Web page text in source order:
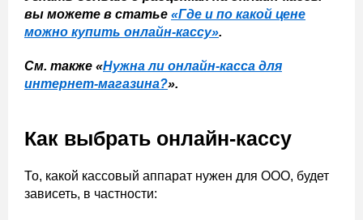
вы можете в статье «Где и по какой цене
можно купить онлайн-кассу».
См. также «Нужна ли онлайн-касса для
интернет-магазина?».
Как выбрать онлайн-кассу
То, какой кассовый аппарат нужен для ООО, будет
зависеть, в частности: